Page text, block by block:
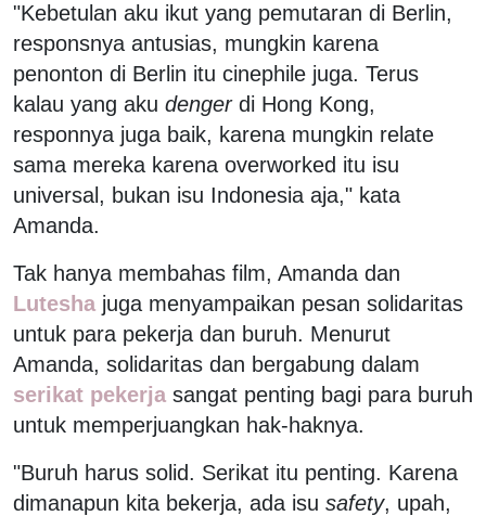
"Kebetulan aku ikut yang pemutaran di Berlin,
responsnya antusias, mungkin karena
penonton di Berlin itu cinephile juga. Terus
kalau yang aku dengerdi Hong Kong,
responnya juga baik, karena mungkin relate
sama mereka karena overworked itu isu
universal, bukan isu Indonesia aja," kata
Amanda.
Tak hanya membahas film, Amanda dan
Lutesha juga menyampaikan pesan solidaritas
untuk para pekerja dan buruh. Menurut
Amanda, solidaritas dan bergabung dalam
serikat pekerja sangat penting bagi para buruh
untuk memperjuangkan hak-haknya.
"Buruh harus solid. Serikat itu penting. Karena
dimanapun kita bekerja, ada isu safety, upah,